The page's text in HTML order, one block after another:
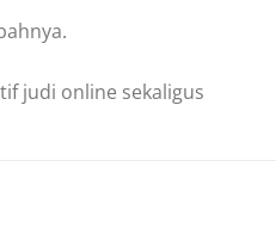
judi online sekaligus